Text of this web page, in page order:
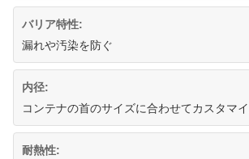
バリア特性:
漏れや汚染を防ぐ
内径:
コンテナの首のサイズに合わせてカスタマ
耐熱性: